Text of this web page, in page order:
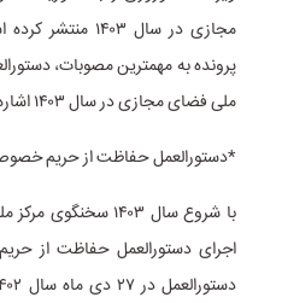
مجازی در سال
پرونده به مهمترین مصوبات،
ملی فضای مجازی در سال ۱۴۰۳ اشاره دارد.
*دستورالعمل حفاظت از حریم
با شروع سال ۱۴۰۳
اجرای دستورالعمل حفاظت از